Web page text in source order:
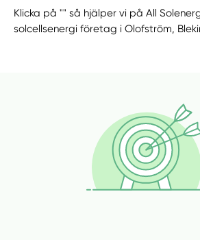
Klicka på "" så hjälper vi på All
solcellsenergi företag i Olofström,